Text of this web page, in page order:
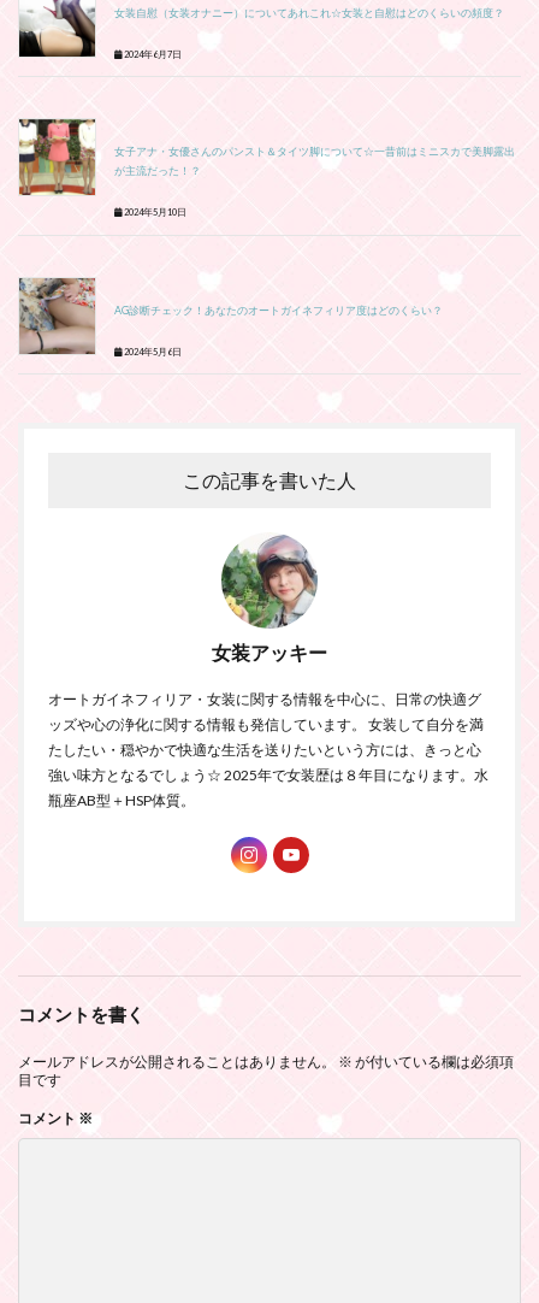
女装自慰（女装オナニー）についてあれこれ☆女装と自慰はどのくらいの頻度？
2024年6月7日
女子アナ・女優さんのパンスト＆タイツ脚について☆一昔前はミニスカで美脚露出
が主流だった！？
2024年5月10日
AG診断チェック！あなたのオートガイネフィリア度はどのくらい？
2024年5月6日
この記事を書いた人
女装アッキー
オートガイネフィリア・女装に関する情報を中心に、日常の快適グ
ッズや心の浄化に関する情報も発信しています。 女装して自分を満
たしたい・穏やかで快適な生活を送りたいという方には、きっと心
強い味方となるでしょう☆ 2025年で女装歴は８年目になります。水
瓶座AB型＋HSP体質。
コメントを書く
メールアドレスが公開されることはありません。 ※ が付いている欄は必須項
目です
コメント ※